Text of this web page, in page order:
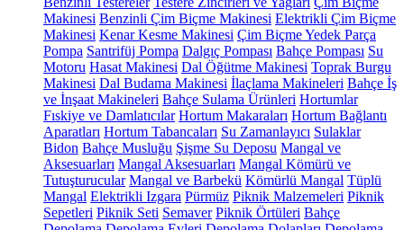
Makinesi Benzinli Çim Biçme Makinesi Elektrikli Çim Biçme
Makinesi Kenar Kesme Makinesi Çim Biçme Yedek Parça
Pompa Santrifüj Pompa Dalgıç Pompası Bahçe Pompası Su
Motoru Hasat Makinesi Dal Öğütme Makinesi Toprak Burgu
Makinesi Dal Budama Makinesi İlaçlama Makineleri Bahçe İş
ve İnşaat Makineleri Bahçe Sulama Ürünleri Hortumlar
Fıskiye ve Damlatıcılar Hortum Makaraları Hortum Bağlantı
Aparatları Hortum Tabancaları Su Zamanlayıcı Sulaklar
Bidon Bahçe Musluğu Şişme Su Deposu Mangal ve
Aksesuarları Mangal Aksesuarları Mangal Kömürü ve
Tutuşturucular Mangal ve Barbekü Kömürlü Mangal Tüplü
Mangal Elektrikli Izgara Pürmüz Piknik Malzemeleri Piknik
Sepetleri Piknik Seti Semaver Piknik Örtüleri Bahçe